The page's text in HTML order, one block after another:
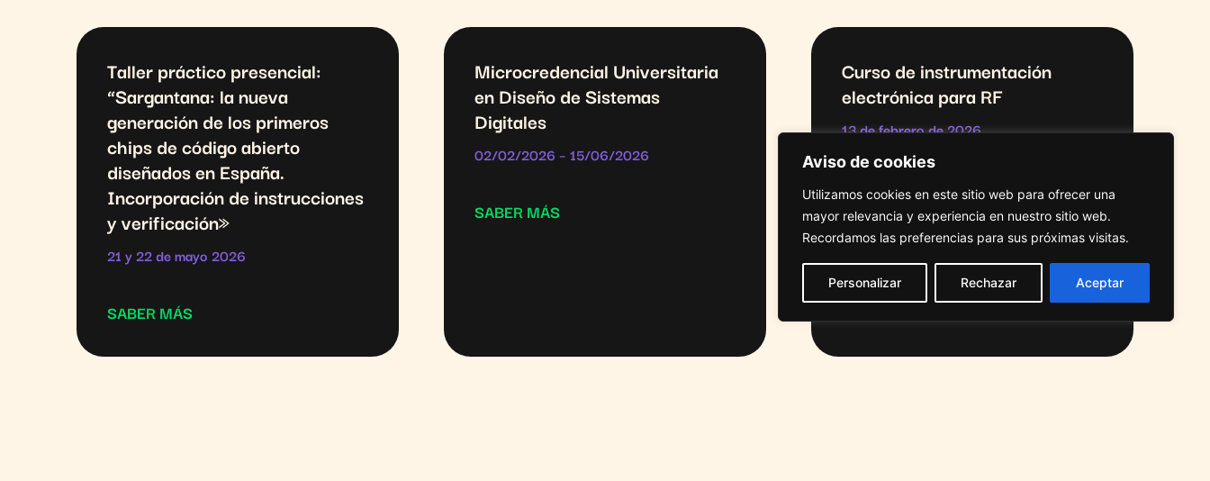
Aviso de cookies
Utilizamos cookies en este sitio web para ofrecer una
mayor relevancia y experiencia en nuestro sitio web.
Recordamos las preferencias para sus próximas visitas.
Personalizar Rechazar Aceptar
Taller práctico presencial:
“Sargantana: la nueva
generación de los primeros
chips de código abierto
diseñados en España.
Incorporación de instrucciones
y verificación»
21 y 22 de mayo 2026
SABER MÁS
Microcredencial Universitaria
en Diseño de Sistemas
Digitales
02/02/2026 – 15/06/2026
SABER MÁS
Curso de instrumentación
electrónica para RF
13 de febrero de 2026
SABER MÁS